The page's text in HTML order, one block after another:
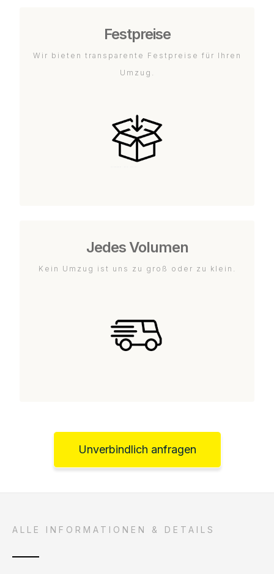
Festpreise
Wir bieten transparente Festpreise für Ihren
Umzug.
Jedes Volumen
Kein Umzug ist uns zu groß oder zu klein.
Unverbindlich anfragen
ALLE INFORMATIONEN & DETAILS